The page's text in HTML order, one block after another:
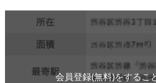
会員登録(無料)をするこ